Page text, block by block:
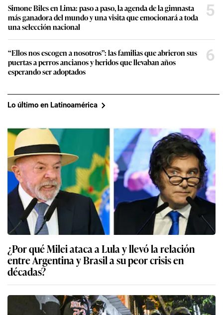
Simone Biles en Lima: paso a paso, la agenda de la gimnasta
más ganadora del mundo y una visita que emocionará a toda
una selección nacional
5
“Ellos nos escogen a nosotros”: las familias que abrieron sus
puertas a perros ancianos y heridos que llevaban años
esperando ser adoptados
6
Lo último en Latinoamérica
¿Por qué Milei ataca a Lula y llevó la relación
entre Argentina y Brasil a su peor crisis en
décadas?